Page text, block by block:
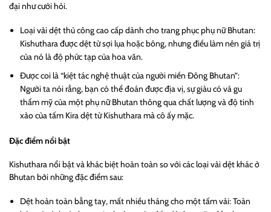
đại như cưới hỏi.
Loại vải dệt thủ công cao cấp dành cho trang phục phụ nữ Bhutan:
Kishuthara được dệt từ sợi lụa hoặc bông, nhưng điều làm nên giá trị
của nó là độ phức tạp của hoa văn.
Được coi là “kiệt tác nghệ thuật của người miền Đông Bhutan”:
Người ta nói rằng, bạn có thể đoán được địa vị, sự giàu có và gu
thẩm mỹ của một phụ nữ Bhutan thông qua chất lượng và độ tinh
xảo của tấm Kira dệt từ Kishuthara mà cô ấy mặc.
Đặc điểm nổi bật
Kishuthara nổi bật và khác biệt hoàn toàn so với các loại vải dệt khác ở
Bhutan bởi những đặc điểm sau:
Dệt hoàn toàn bằng tay, mất nhiều tháng cho một tấm vải: Toàn